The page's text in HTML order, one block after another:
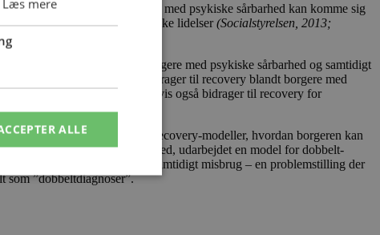
at op imod 60 pct. af borgere med psykiske sårbarhed kan komme sig
blev opfattet som kroniske lidelser(Socialstyrelsen, 2013;
om psykiatri, 2013).
er større blandt borgere med psykiske sårbarhed og samtidigt
at de samme faktorer som bidrager til recovery blandt borgere med
eller misbrug sandsynligvis også bidrager til recovery for
(Larry Davidson) af basis recovery-modeller, hvordan borgeren kan
misbrug eller psykiske sårbarhed, udarbejdet en model for dobbelt-
med psykiske sårbarhed og samtidigt misbrug – en problemstilling der
som ”dobbeltdiagnoser”.
Læs mere
ALLE